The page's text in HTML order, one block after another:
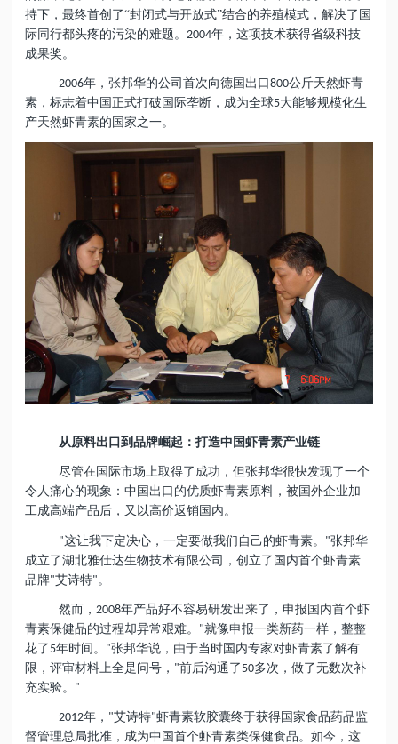
持下，最终首创了“封闭式与开放式”结合的养殖模式，解决了国
际同行都头疼的污染的难题。 2004年，这项技术获得省级科技
成果奖。
2006年，张邦华的公司首次向德国出口800公斤天然虾青
素，标志着中国正式打破国际垄断，成为全球5大能够规模化生
产天然虾青素的国家之一。
从原料出口到品牌崛起：打造中国虾青素产业链
尽管在国际市场上取得了成功，但张邦华很快发现了一个
令人痛心的现象：中国出口的优质虾青素原料，被国外企业加
工成高端产品后，又以高价返销国内。
"这让我下定决心，一定要做我们自己的虾青素。 "张邦华
成立了湖北雅仕达生物技术有限公司，创立了国内首个虾青素
品牌"艾诗特" 。
然而， 2008年产品好不容易研发出来了，申报国内首个虾
青素保健品的过程却异常艰难。 "就像申报一类新药一样，整整
花了 5年时间。 "张邦华说，由于当时国内专家对虾青素了解有
限，评审材料上全是问号， "前后沟通了 50多次，做了无数次补
充实验。 "
2012年， "艾诗特"虾青素软胶囊终于获得国家食品药品监
督管理总局批准，成为中国首个虾青素类保健食品。如今，这